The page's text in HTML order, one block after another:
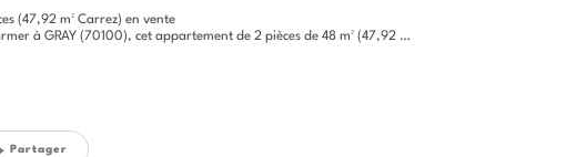
(47,92 m² Carrez) en vente
à GRAY (70100), cet appartement de 2 pièces de 48 m² (47,92 m² Carrez).
Partager